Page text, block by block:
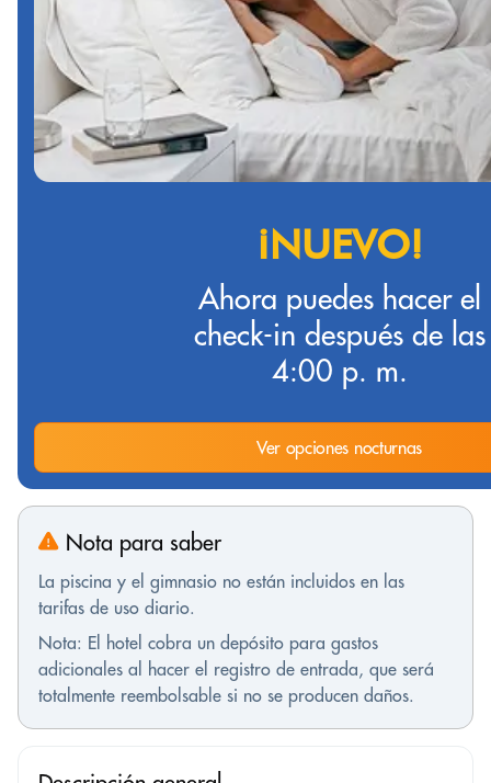
¡NUEVO!
Ahora puedes hacer el
check-in después de las
4:00 p. m.
Ver opciones nocturnas
Nota para saber
La piscina y el gimnasio no están incluidos en las
tarifas de uso diario.
Nota: El hotel cobra un depósito para gastos
adicionales al hacer el registro de entrada, que será
totalmente reembolsable si no se producen daños.